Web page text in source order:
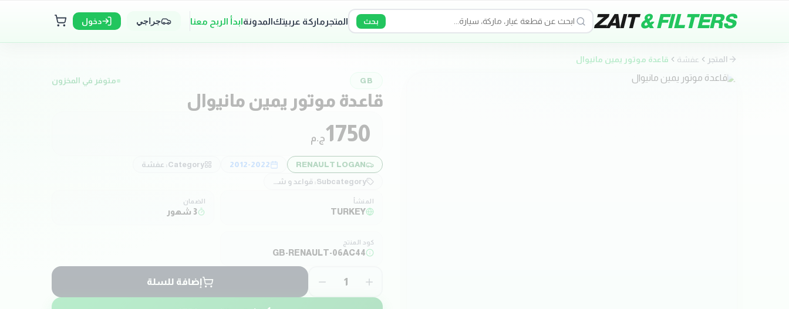
ZAIT& FILTERS بحث المتجر ماركة عربيتكالمدونةابدأ الربح معنا جراجي دخول
المتجر عفشة قاعدة موتور يمين مانيوال
GB متوفر في المخزون
قاعدة موتور يمين مانيوال
1750ج.م
RENAULT LOGAN
2012-2022
Category: عفشة
Subcategory: قواعد و شدادات
المنشأ
TURKEY
الضمان
3 شهور
كود المنتج
GB-RENAULT-06AC44
1 إضافة للسلة